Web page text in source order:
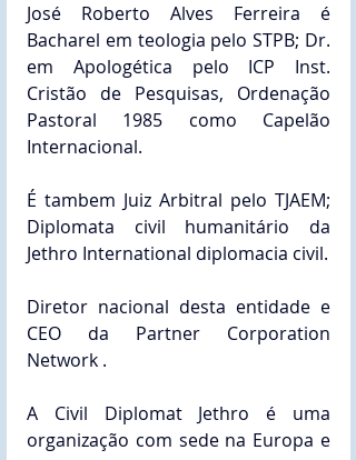
José Roberto Alves Ferreira é
Bacharel em teologia pelo STPB; Dr.
em Apologética pelo ICP Inst.
Cristão de Pesquisas, Ordenação
Pastoral 1985 como Capelão
Internacional.
É tambem Juiz Arbitral pelo TJAEM;
Diplomata civil humanitário da
Jethro International diplomacia civil.
Diretor nacional desta entidade e
CEO da Partner Corporation
Network .
A Civil Diplomat Jethro é uma
organização com sede na Europa e